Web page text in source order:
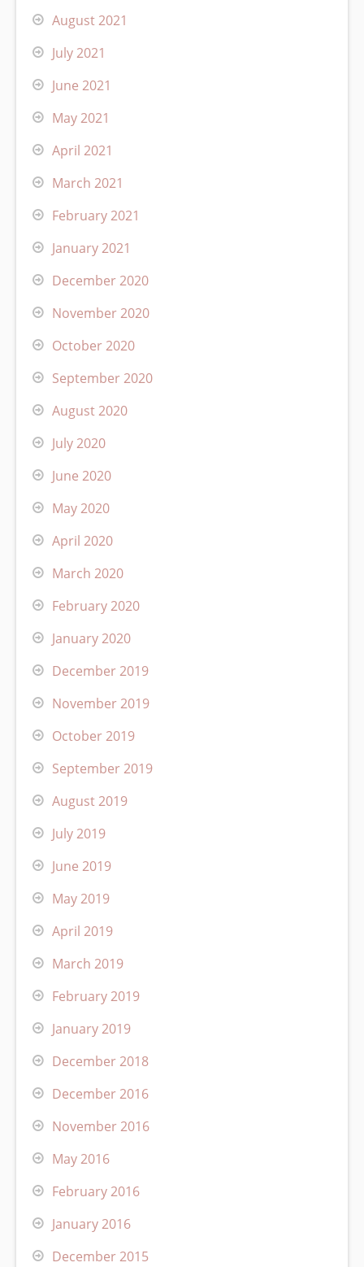
August 2021
July 2021
June 2021
May 2021
April 2021
March 2021
February 2021
January 2021
December 2020
November 2020
October 2020
September 2020
August 2020
July 2020
June 2020
May 2020
April 2020
March 2020
February 2020
January 2020
December 2019
November 2019
October 2019
September 2019
August 2019
July 2019
June 2019
May 2019
April 2019
March 2019
February 2019
January 2019
December 2018
December 2016
November 2016
May 2016
February 2016
January 2016
December 2015